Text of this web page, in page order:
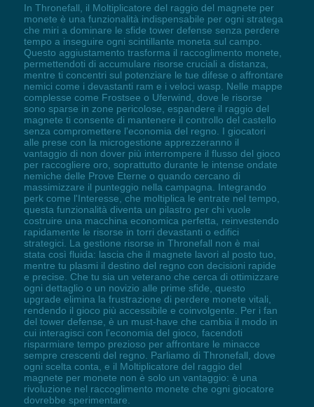
In Thronefall, il Moltiplicatore del raggio del magnete per
monete è una funzionalità indispensabile per ogni stratega
che miri a dominare le sfide tower defense senza perdere
tempo a inseguire ogni scintillante moneta sul campo.
Questo aggiustamento trasforma il raccoglimento monete,
permettendoti di accumulare risorse cruciali a distanza,
mentre ti concentri sul potenziare le tue difese o affrontare
nemici come i devastanti ram e i veloci wasp. Nelle mappe
complesse come Frostsee o Uferwind, dove le risorse
sono sparse in zone pericolose, espandere il raggio del
magnete ti consente di mantenere il controllo del castello
senza compromettere l'economia del regno. I giocatori
alle prese con la microgestione apprezzeranno il
vantaggio di non dover più interrompere il flusso del gioco
per raccogliere oro, soprattutto durante le intense ondate
nemiche delle Prove Eterne o quando cercano di
massimizzare il punteggio nella campagna. Integrando
perk come l'Interesse, che moltiplica le entrate nel tempo,
questa funzionalità diventa un pilastro per chi vuole
costruire una macchina economica perfetta, reinvestendo
rapidamente le risorse in torri devastanti o edifici
strategici. La gestione risorse in Thronefall non è mai
stata così fluida: lascia che il magnete lavori al posto tuo,
mentre tu plasmi il destino del regno con decisioni rapide
e precise. Che tu sia un veterano che cerca di ottimizzare
ogni dettaglio o un novizio alle prime sfide, questo
upgrade elimina la frustrazione di perdere monete vitali,
rendendo il gioco più accessibile e coinvolgente. Per i fan
del tower defense, è un must-have che cambia il modo in
cui interagisci con l'economia del gioco, facendoti
risparmiare tempo prezioso per affrontare le minacce
sempre crescenti del regno. Parliamo di Thronefall, dove
ogni scelta conta, e il Moltiplicatore del raggio del
magnete per monete non è solo un vantaggio: è una
rivoluzione nel raccoglimento monete che ogni giocatore
dovrebbe sperimentare.